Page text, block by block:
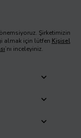
Şirketimizin
almak için lütfen Kişisel
’nı inceleyiniz.